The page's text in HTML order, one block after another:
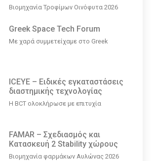
Βιομηχανία Τροφίμων Οινόφυτα 2026
Greek Space Tech Forum
Με χαρά συμμετείχαμε στο Greek
ICEYE – Ειδικές εγκαταστάσεις
διαστημικής τεχνολογίας
Η BCT ολοκλήρωσε με επιτυχία
FAMAR – Σχεδιασμός και
Κατασκευή 2 Stability χώρους
Βιομηχανία φαρμάκων Αυλώνας 2026